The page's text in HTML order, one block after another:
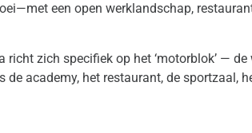
een open werklandschap,
zich specifiek op het ‘motorblok’ —
academy, het restaurant, de sportzaal,